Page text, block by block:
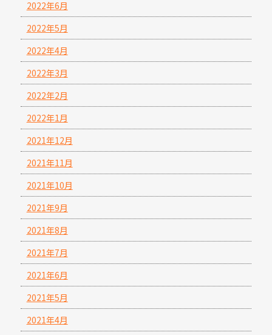
2022年6月
2022年5月
2022年4月
2022年3月
2022年2月
2022年1月
2021年12月
2021年11月
2021年10月
2021年9月
2021年8月
2021年7月
2021年6月
2021年5月
2021年4月